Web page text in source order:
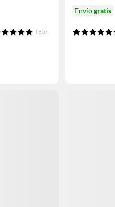
(85)
Envíogratis